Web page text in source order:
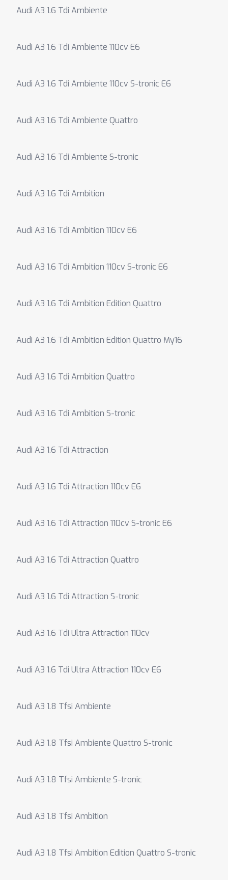
Audi A3 1.6 Tdi Ambiente
Audi A3 1.6 Tdi Ambiente 110cv E6
Audi A3 1.6 Tdi Ambiente 110cv S-tronic E6
Audi A3 1.6 Tdi Ambiente Quattro
Audi A3 1.6 Tdi Ambiente S-tronic
Audi A3 1.6 Tdi Ambition
Audi A3 1.6 Tdi Ambition 110cv E6
Audi A3 1.6 Tdi Ambition 110cv S-tronic E6
Audi A3 1.6 Tdi Ambition Edition Quattro
Audi A3 1.6 Tdi Ambition Edition Quattro My16
Audi A3 1.6 Tdi Ambition Quattro
Audi A3 1.6 Tdi Ambition S-tronic
Audi A3 1.6 Tdi Attraction
Audi A3 1.6 Tdi Attraction 110cv E6
Audi A3 1.6 Tdi Attraction 110cv S-tronic E6
Audi A3 1.6 Tdi Attraction Quattro
Audi A3 1.6 Tdi Attraction S-tronic
Audi A3 1.6 Tdi Ultra Attraction 110cv
Audi A3 1.6 Tdi Ultra Attraction 110cv E6
Audi A3 1.8 Tfsi Ambiente
Audi A3 1.8 Tfsi Ambiente Quattro S-tronic
Audi A3 1.8 Tfsi Ambiente S-tronic
Audi A3 1.8 Tfsi Ambition
Audi A3 1.8 Tfsi Ambition Edition Quattro S-tronic